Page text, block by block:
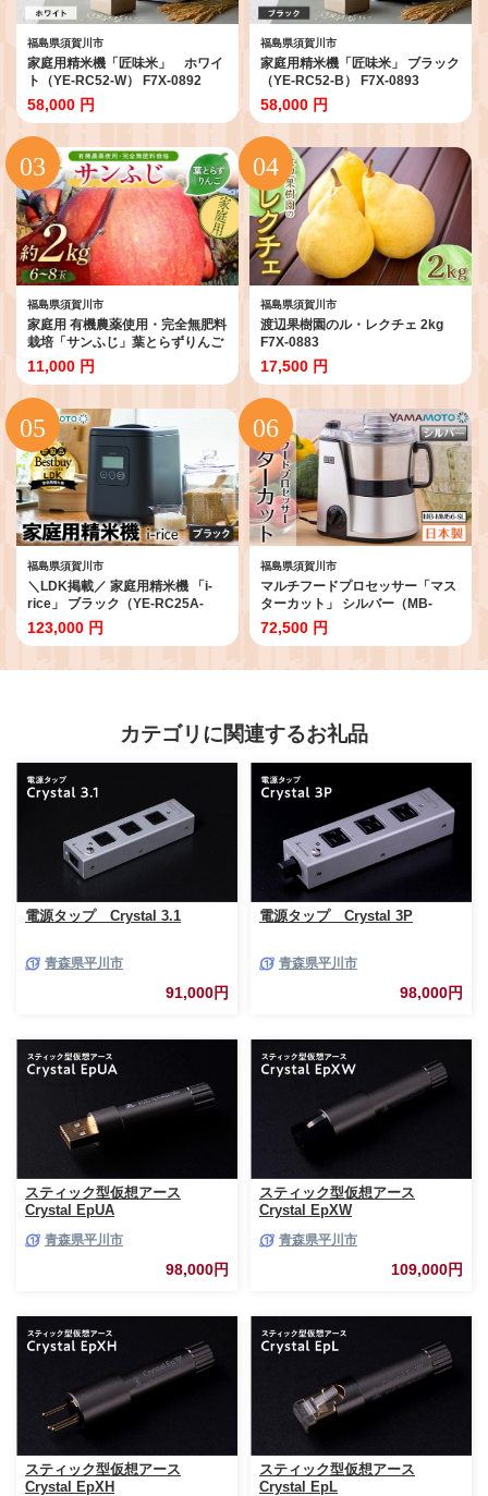
福島県須賀川市
家庭用精米機「匠味米」 ホワイ
ト（YE-RC52-W） F7X-0892
58,000 円
福島県須賀川市
家庭用精米機「匠味米」 ブラック
（YE-RC52-B） F7X-0893
58,000 円
福島県須賀川市
家庭用 有機農薬使用・完全無肥料
栽培「サンふじ」葉とらずりんご
約2kg（6～8玉） F7X-0873
11,000 円
福島県須賀川市
渡辺果樹園のル・レクチェ 2kg
F7X-0883
17,500 円
福島県須賀川市
＼LDK掲載／ 家庭用精米機 「i-
rice」 ブラック（YE-RC25A-
BK） 玄米 白米 もち米 日本製 簡
単操作 お手入れ簡単 F7X-0521
123,000 円
福島県須賀川市
マルチフードプロセッサー「マス
ターカット」 シルバー（MB-
MM56-SL） F7X-0891
72,500 円
カテゴリに関連するお礼品
電源タップ Crystal 3.1
青森県平川市
91,000円
電源タップ Crystal 3P
青森県平川市
98,000円
スティック型仮想アース
Crystal EpUA
青森県平川市
98,000円
スティック型仮想アース
Crystal EpXW
青森県平川市
109,000円
スティック型仮想アース
Crystal EpXH
スティック型仮想アース
Crystal EpL